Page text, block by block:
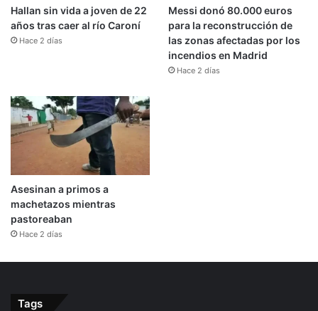
Hallan sin vida a joven de 22
años tras caer al río Caroní
Hace 2 días
Messi donó 80.000 euros
para la reconstrucción de
las zonas afectadas por los
incendios en Madrid
Hace 2 días
Asesinan a primos a
machetazos mientras
pastoreaban
Hace 2 días
Tags